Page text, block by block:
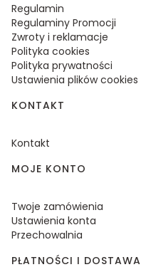
Regulamin
Regulaminy Promocji
Zwroty i reklamacje
Polityka cookies
Polityka prywatności
Ustawienia plików cookies
KONTAKT
Kontakt
MOJE KONTO
Twoje zamówienia
Ustawienia konta
Przechowalnia
PŁATNOŚCI I DOSTAWA